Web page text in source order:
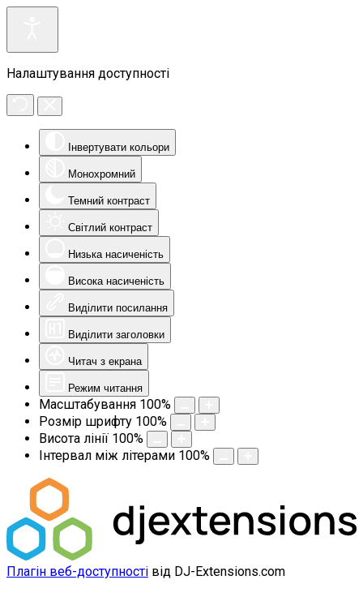
Налаштування доступності
Інвертувати кольори
Монохромний
Темний контраст
Світлий контраст
Низька насиченість
Висока насиченість
Виділити посилання
Виділити заголовки
Читач з екрана
Режим читання
Масштабування 100%
Розмір шрифту 100%
Висота лінії 100%
Інтервал між літерами 100%
Плагін веб-доступності від DJ-Extensions.com